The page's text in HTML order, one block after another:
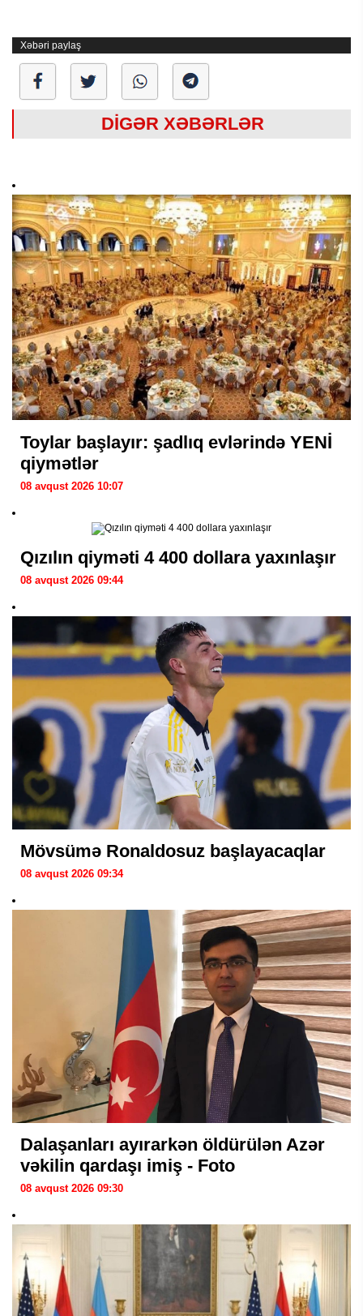
Xəbəri paylaş
DİGƏR XƏBƏRLƏR
Toylar başlayır: şadlıq evlərində YENİ
qiymətlər
08 avqust 2026 10:07
Qızılın qiyməti 4 400 dollara yaxınlaşır
08 avqust 2026 09:44
Mövsümə Ronaldosuz başlayacaqlar
08 avqust 2026 09:34
Dalaşanları ayırarkən öldürülən Azər
vəkilin qardaşı imiş - Foto
08 avqust 2026 09:30